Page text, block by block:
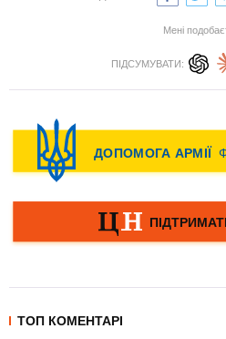
Мені
ПІДСУМУВАТИ:
ТОП КОМЕНТАРІ